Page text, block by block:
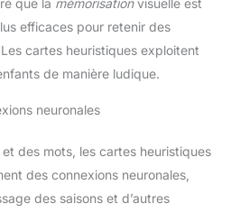
que la mémorisationvisuelle est
efficaces pour retenir des
cartes heuristiques exploitent
de manière ludique.
neuronales
des mots, les cartes heuristiques
des connexions neuronales,
des saisons et d’autres